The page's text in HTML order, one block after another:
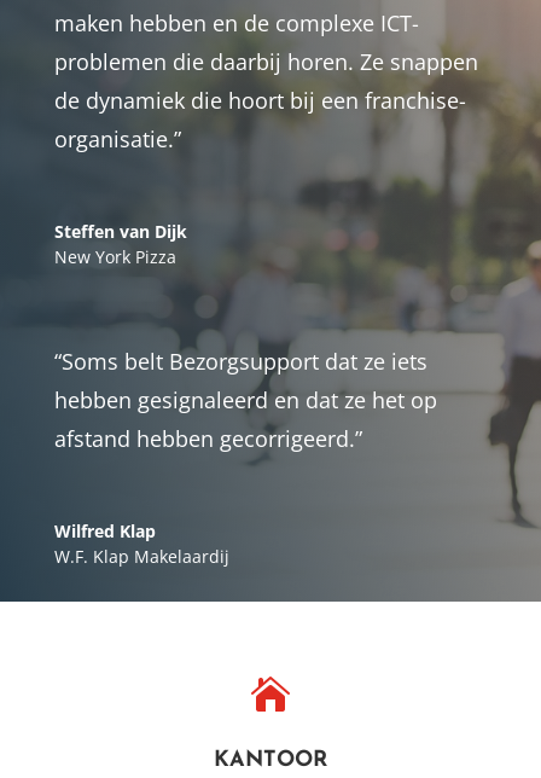
maken hebben en de complexe ICT-
problemen die daarbij horen. Ze snappen
de dynamiek die hoort bij een franchise-
organisatie.”
Steffen van Dijk
New York Pizza
“Soms belt Bezorgsupport dat ze iets
hebben gesignaleerd en dat ze het op
afstand hebben gecorrigeerd.”
Wilfred Klap
W.F. Klap Makelaardij

KANTOOR